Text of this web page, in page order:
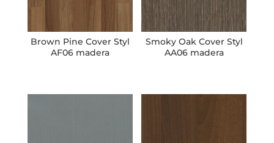
Brown Pine Cover Styl
AF06 madera
Smoky Oak Cover Styl
AA06 madera